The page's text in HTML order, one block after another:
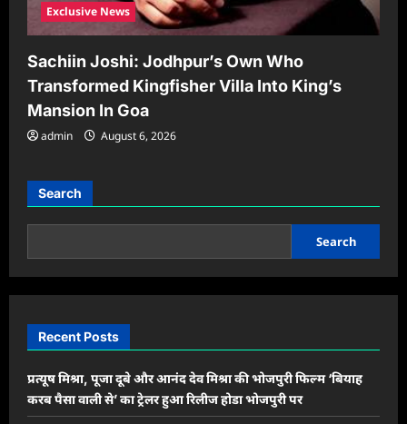
Exclusive News
Sachiin Joshi: Jodhpur’s Own Who
Transformed Kingfisher Villa Into King’s
Mansion In Goa
admin August 6, 2026
Search
Search
Recent Posts
प्रत्यूष मिश्रा, पूजा दूबे और आनंद देव मिश्रा की भोजपुरी फिल्म ‘बियाह
करब पैसा वाली से’ का ट्रेलर हुआ रिलीज होडा भोजपुरी पर